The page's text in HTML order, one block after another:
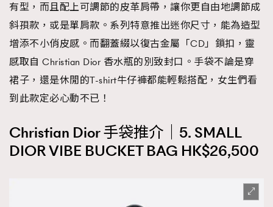
有型，而且配上可調節的皮革肩帶，讓你更自由地調節成
斜孭款，或是單肩款。系列特意推出迷你尺寸，能為造型
增添不小俏皮感。而翻蓋綴以復古金屬「CD」鎖扣，靈
感取自 Christian Dior 香水瓶的別致封口。手袋不論是穿
裙子，還是休閒的T-shirt牛仔褲都能輕鬆搭配，女生們看
到此款定必心動不已！
Christian Dior 手袋推介｜5. SMALL
DIOR VIBE BUCKET BAG HK$26,500